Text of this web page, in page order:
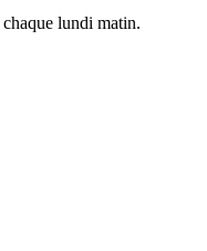
chaque lundi matin.